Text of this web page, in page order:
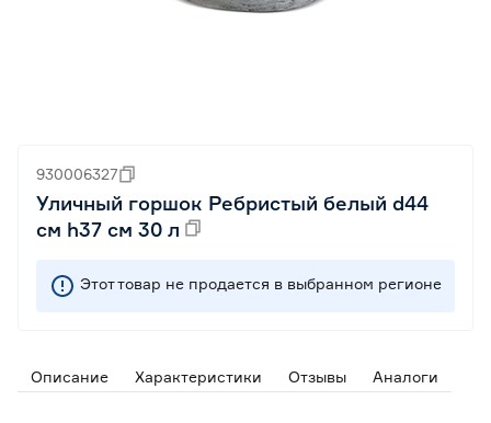
930006327
Уличный горшок Ребристый белый d44
см h37 см 30 л
Этот товар не продается в выбранном регионе
Описание Характеристики Отзывы Аналоги